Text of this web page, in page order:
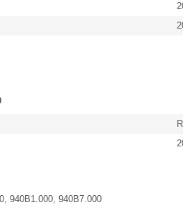
940B1.000, 940B7.000